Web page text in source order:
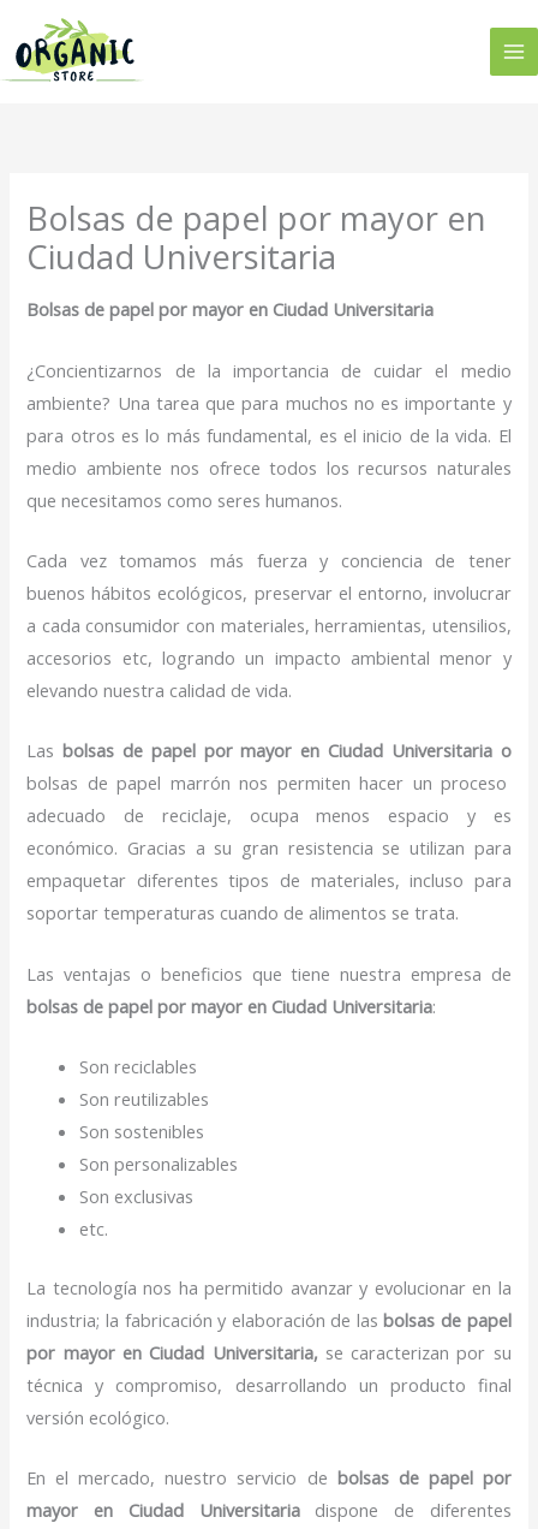
contenido
Bolsas de papel por mayor en
Ciudad Universitaria
Bolsas de papel por mayor en Ciudad Universitaria
¿Concientizarnos de la importancia de cuidar el medio
ambiente? Una tarea que para muchos no es importante y
para otros es lo más fundamental, es el inicio de la vida. El
medio ambiente nos ofrece todos los recursos naturales
que necesitamos como seres humanos.
Cada vez tomamos más fuerza y conciencia de tener
buenos hábitos ecológicos, preservar el entorno, involucrar
a cada consumidor con materiales, herramientas, utensilios,
accesorios etc, logrando un impacto ambiental menor y
elevando nuestra calidad de vida.
Lasbolsas de papel por mayor en Ciudad Universitaria o
bolsas de papel marrón nos permiten hacer un proceso
adecuado de reciclaje, ocupa menos espacio y es
económico. Gracias a su gran resistencia se utilizan para
empaquetar diferentes tipos de materiales, incluso para
soportar temperaturas cuando de alimentos se trata.
Las ventajas o beneficios que tiene nuestra empresa de
bolsas de papel por mayor en Ciudad Universitaria:
Son reciclables
Son reutilizables
Son sostenibles
Son personalizables
Son exclusivas
etc.
La tecnología nos ha permitido avanzar y evolucionar en la
industria; la fabricación y elaboración de lasbolsas de papel
por mayor en Ciudad Universitaria, se caracterizan por su
técnica y compromiso, desarrollando un producto final
versión ecológico.
En el mercado, nuestro servicio de bolsas de papel por
mayor en Ciudad Universitaria dispone de diferentes